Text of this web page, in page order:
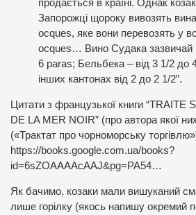
продається в країні. Однак
Запорожці щороку вивозять
ocques, яке вони перевозять у
ocques… Вино Судака зазвичай
6 paras; Бельбека – від 3 1/2 до
інших кантонах від 2 до 2 1/2”.
Цитати з французької книги “TRAITE
DE LA MER NOIR” (про автора якої
(«Трактат про чорноморську
https://books.google.com.ua/books?
id=6sZOAAAAcAAJ&pg=PA54…
Як бачимо, козаки мали вишуканий
лише горілку (якось напишу окремий